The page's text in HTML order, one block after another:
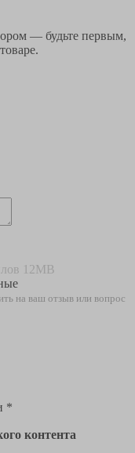
— будьте первым,
12MB
на ваш отзыв или вопрос
*
контента